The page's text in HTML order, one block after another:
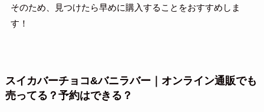
そのため、見つけたら早めに購入することをおすすめしま
す！
スイカバーチョコ&バニラバー｜オンライン通販でも
売ってる？予約はできる？